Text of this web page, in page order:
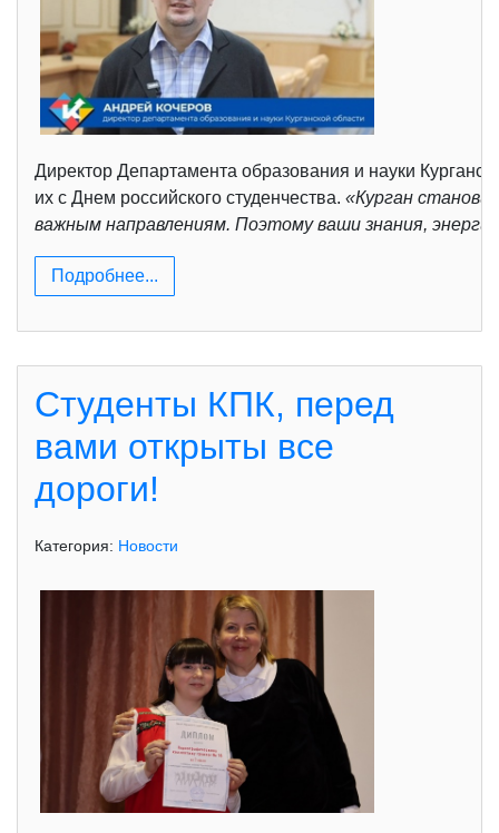
Директор Департамента образования и науки
их с Днем российского студенчества. «Курган
важным направлениям. Поэтому ваши знания,
Подробнее...
Студенты КПК, перед
вами открыты все
дороги!
Категория: Новости